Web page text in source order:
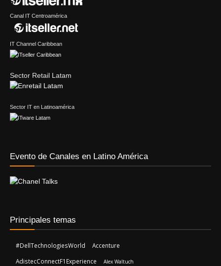
Canal IT Centroamérica
IT Channel Caribbean
Sector Retail Latam
Sector IT en Latinoamérica
Evento de Canales en Latino América
Principales temas
#DellTechnologiesWorld
Accenture
AdistecConnectF1Experience
Alex Waltuch